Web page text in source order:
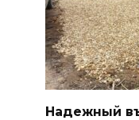
Надежный